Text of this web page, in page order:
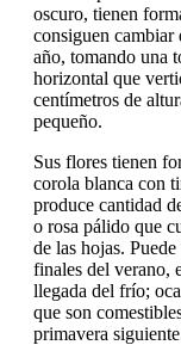
oscuro, tienen
consiguen cambiar
año, tomando una
horizontal que
centímetros de
pequeño.
Sus flores tienen
corola blanca con
produce cantidad
o rosa pálido que
de las hojas.
finales del verano,
llegada del frío;
que son
primavera